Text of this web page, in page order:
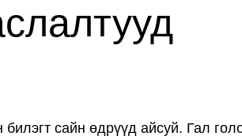
сайн өдрүүд айсуй. Гал